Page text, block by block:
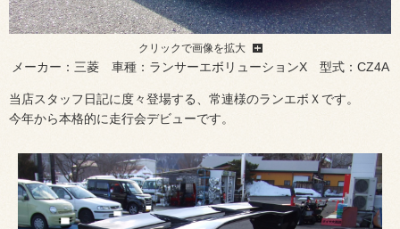
クリックで画像を拡大
メーカー：三菱 車種：ランサーエボリューションX 型式：CZ4A
当店スタッフ日記に度々登場する、常連様のランエボＸです。
今年から本格的に走行会デビューです。